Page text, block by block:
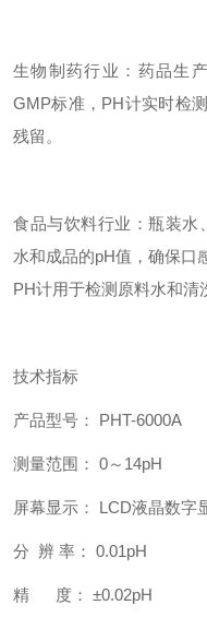
生物制药行业：药品生
GMP标准，PH计实时检
残留。
食品与饮料行业：瓶装水
水和成品的pH值，确保口
PH计用于检测原料水和清
技术指标
产品型号： PHT-6000A
测量范围： 0～14pH
屏幕显示： LCD液晶数字
分 辨 率： 0.01pH
精 度： ±0.02pH